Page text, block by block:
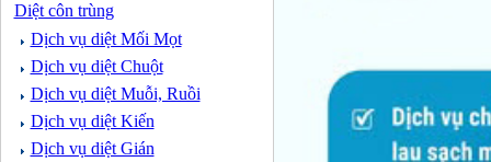
Diệt côn trùng
Dịch vụ diệt Mối Mọt
Dịch vụ diệt Chuột
Dịch vụ diệt Muỗi, Ruồi
Dịch vụ diệt Kiến
Dịch vụ diệt Gián